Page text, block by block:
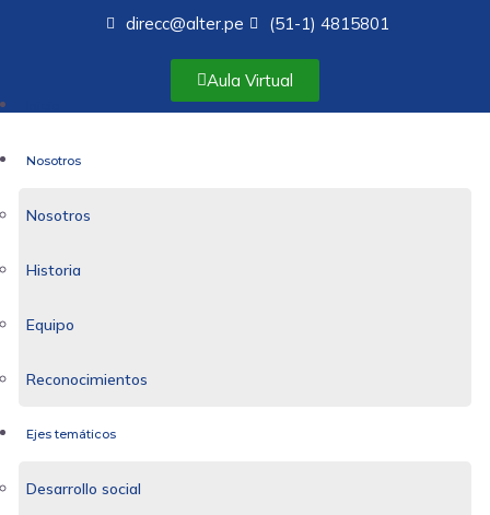
direcc@alter.pe (51-1) 4815801
Aula Virtual
Nosotros
Nosotros
Historia
Equipo
Reconocimientos
Ejes temáticos
Desarrollo social